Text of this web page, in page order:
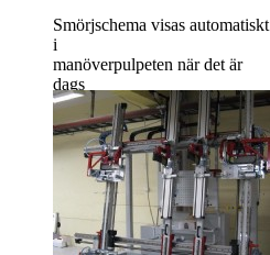
Smörjschema visas automatiskt
i
manöverpulpeten när det är
dags